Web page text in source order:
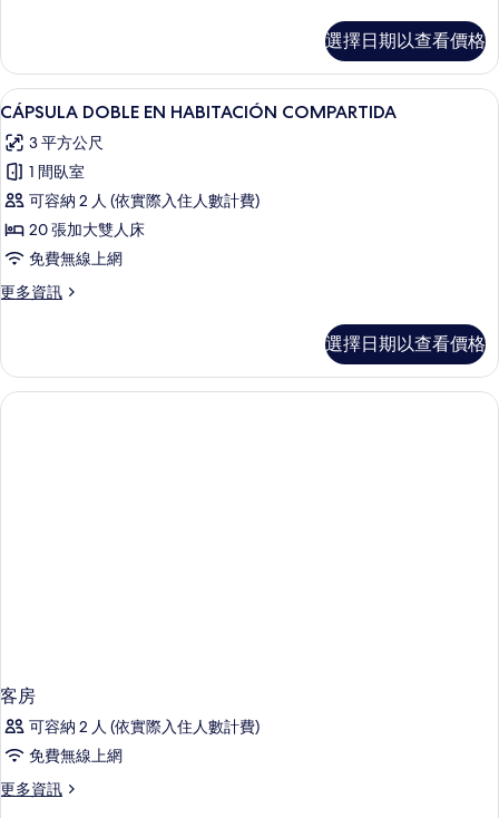
相
片
EN
HABITACIÓN
COMPARTIDA
詳
情
選擇日期以查看價格
顯
示
CÁPSULA
DOBLE
EN
HABITACIÓN
COMPARTIDA
的
相
片
13
CÁPSULA DOBLE EN HABITACIÓN COMPARTIDA
3 平方公尺
1 間臥室
可容納 2 人 (依實際入住人數計費)
20 張加大雙人床
免費無線上網
更多資訊
更
EN
HABITACIÓN
COMPARTIDA
選擇日期以查看價格
客房
可容納 2 人 (依實際入住人數計費)
免費無線上網
更多資訊
更